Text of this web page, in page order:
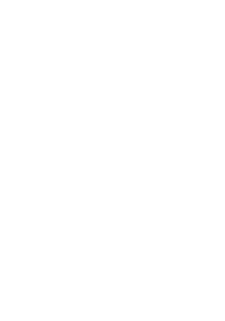
Connectez votre
services cloud